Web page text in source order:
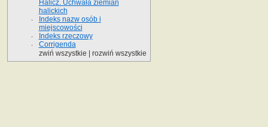
Halicz. Uchwała ziemian
halickich
Indeks nazw osób i
miejscowości
Indeks rzeczowy
Corrigenda
zwiń wszystkie
rozwiń wszystkie